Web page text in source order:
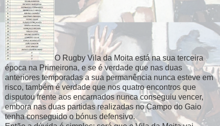
O Rugby Vila da Moita está na sua terceira
época na Primeirona, e se é verdade que nas duas
anteriores temporadas a sua permanência nunca esteve em
risco, também é verdade que nos quatro encontros que
disputou frente aos encarnados nunca conseguiu vencer,
embora nas duas partidas realizadas no Campo do Gaio
tenha conseguido o bónus defensivo.